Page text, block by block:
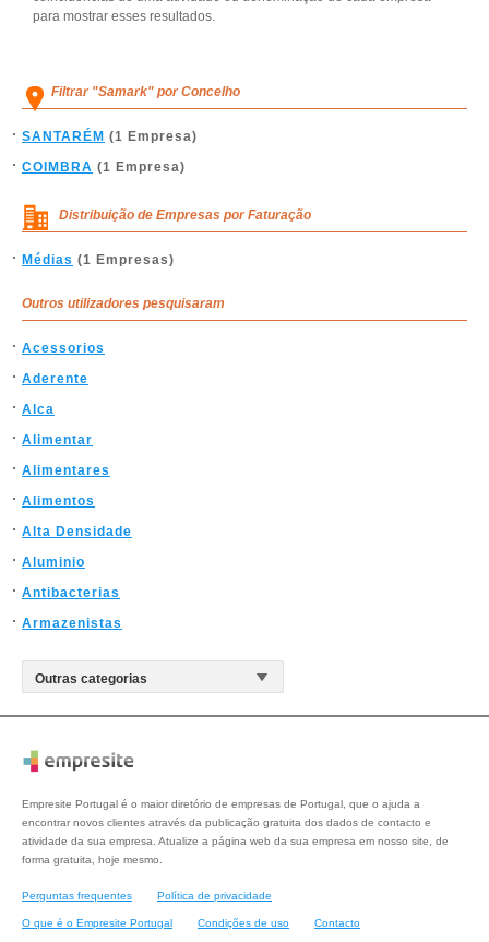
para mostrar esses resultados.
Filtrar "Samark" por Concelho
SANTARÉM (1 Empresa)
COIMBRA (1 Empresa)
Distribuição de Empresas por Faturação
Médias (1 Empresas)
Outros utilizadores pesquisaram
Acessorios
Aderente
Alca
Alimentar
Alimentares
Alimentos
Alta Densidade
Aluminio
Antibacterias
Armazenistas
Empresite Portugal é o maior diretório de empresas de Portugal, que o ajuda a
encontrar novos clientes através da publicação gratuita dos dados de contacto e
atividade da sua empresa. Atualize a página web da sua empresa em nosso site, de
forma gratuita, hoje mesmo.
Perguntas frequentes Política de privacidade
O que é o Empresite Portugal Condições de uso Contacto